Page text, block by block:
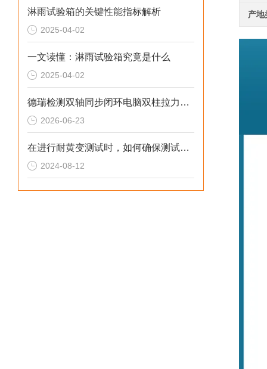
淋雨试验箱的关键性能指标解析
2025-04-02
一文读懂：淋雨试验箱究竟是什么
2025-04-02
德瑞检测双轴同步闭环电脑双柱拉力机厂家：解决同轴偏差2026选型标准
2026-06-23
在进行耐黄变测试时，如何确保测试条件与实际使用环境尽可能一致
2024-08-12
产地